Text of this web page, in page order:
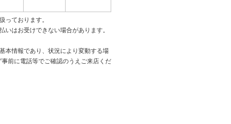
っております。
いはお受けできない場合があります。
本情報であり、状況により変動する場
前に電話等でご確認のうえご来店くだ